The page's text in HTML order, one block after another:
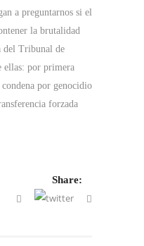
a preguntarnos si el
la brutalidad
del Tribunal de
ellas: por primera
por genocidio
forzada
Share: